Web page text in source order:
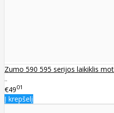
Zumo 590 595 serijos laikiklis
..
€4901
Į krepšelį